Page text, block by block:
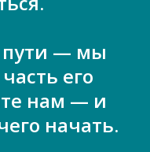
пути — мы
его
нам — и
начать.